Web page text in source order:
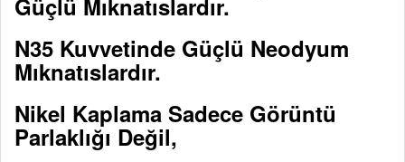
Güçlü Mıknatıslardır.
N35 Kuvvetinde Güçlü Neodyum
Mıknatıslardır.
Nikel Kaplama Sadece Görüntü
Parlaklığı Değil,